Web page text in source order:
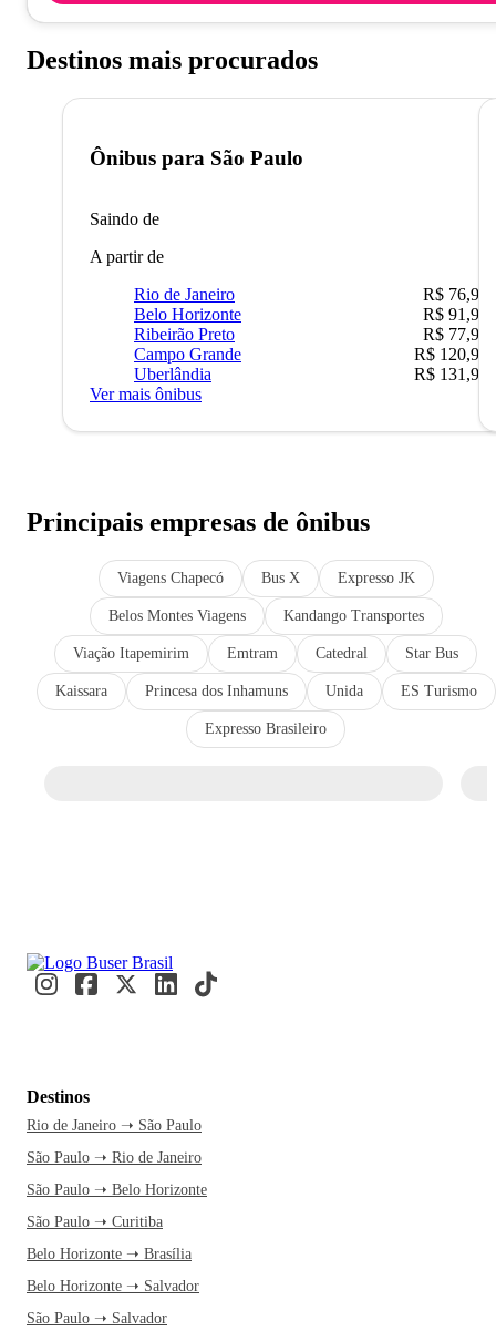
Destinos mais procurados
Ônibus para São Paulo
Saindo de
A partir de
Rio de Janeiro
R$ 76,90
Belo Horizonte
R$ 91,90
Ribeirão Preto
R$ 77,90
Campo Grande
R$ 120,90
Uberlândia
R$ 131,90
Ver mais ônibus
Principais empresas de ônibus
Viagens Chapecó Bus X Expresso JK
Belos Montes Viagens Kandango Transportes
Viação Itapemirim Emtram Catedral Star Bus
Kaissara Princesa dos Inhamuns Unida ES Turismo
Expresso Brasileiro
Destinos
Rio de Janeiro ➝ São Paulo
São Paulo ➝ Rio de Janeiro
São Paulo ➝ Belo Horizonte
São Paulo ➝ Curitiba
Belo Horizonte ➝ Brasília
Belo Horizonte ➝ Salvador
São Paulo ➝ Salvador